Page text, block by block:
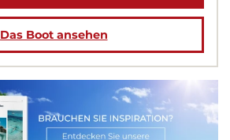
Das Boot ansehen